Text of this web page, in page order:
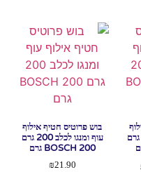
עוף ובננה לכלב 200 גרם
בוש פרוטיס חטיף אילוף
עוף ומנגו לכלב 200 גרם
BOSCH 200 גרם
₪21.90